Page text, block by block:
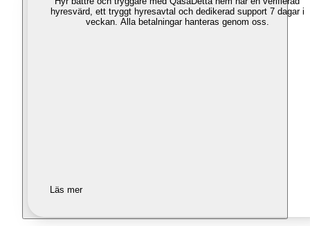
hyresvärd, ett tryggt hyresavtal och dedikerad support 7 dagar i
veckan. Alla betalningar hanteras genom oss.
Läs mer